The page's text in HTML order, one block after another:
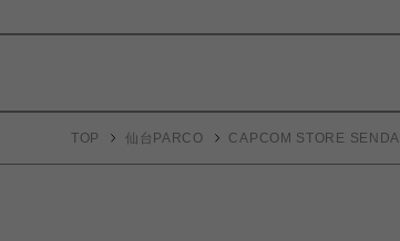
TOP 仙台PARCO CAPCOM STORE SENDAI